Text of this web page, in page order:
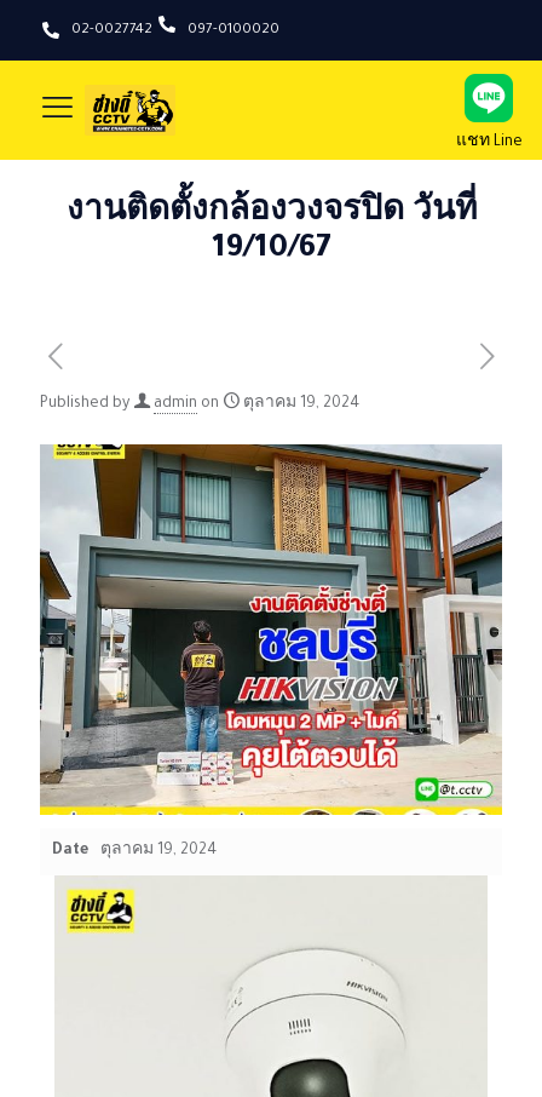
02-0027742 097-0100020
แชท Line
งานติดตั้งกล้องวงจรปิด วันที่
19/10/67
Published by admin on ตุลาคม 19, 2024
Date ตุลาคม 19, 2024